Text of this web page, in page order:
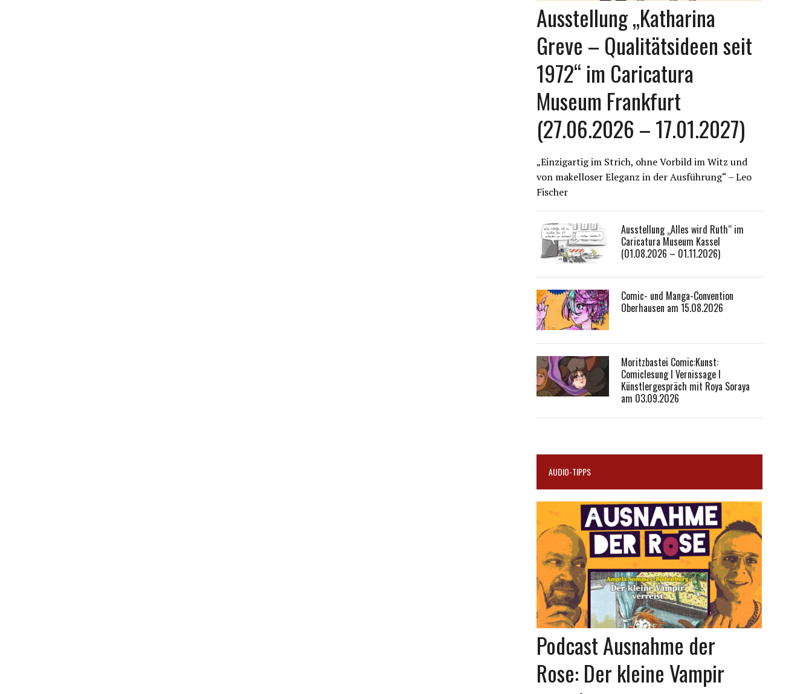
Ausstellung „Katharina
Greve – Qualitätsideen seit
1972“ im Caricatura
Museum Frankfurt
(27.06.2026 – 17.01.2027)
„Einzigartig im Strich, ohne Vorbild im Witz und
von makelloser Eleganz in der Ausführung“ – Leo
Fischer
Ausstellung „Alles wird Ruth“ im
Caricatura Museum Kassel
(01.08.2026 – 01.11.2026)
Comic- und Manga-Convention
Oberhausen am 15.08.2026
Moritzbastei Comic:Kunst:
Comiclesung I Vernissage I
Künstlergespräch mit Roya Soraya
am 03.09.2026
AUDIO-TIPPS
Podcast Ausnahme der
Rose: Der kleine Vampir